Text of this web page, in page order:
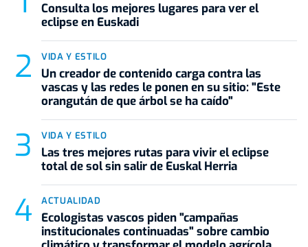
Consulta los mejores lugares para ver el
eclipse en Euskadi
VIDA Y ESTILO
Un creador de contenido carga contra las
vascas y las redes le ponen en su sitio: "Este
orangután de que árbol se ha caído"
VIDA Y ESTILO
Las tres mejores rutas para vivir el eclipse
total de sol sin salir de Euskal Herria
ACTUALIDAD
Ecologistas vascos piden "campañas
institucionales continuadas" sobre cambio